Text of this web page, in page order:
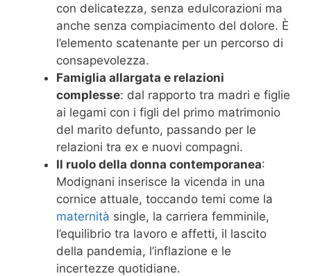
con delicatezza, senza edulcorazioni ma
anche senza compiacimento del dolore. È
l’elemento scatenante per un percorso di
consapevolezza.
Famiglia allargata e relazioni
complesse: dal rapporto tra madri e figlie
ai legami con i figli del primo matrimonio
del marito defunto, passando per le
relazioni tra ex e nuovi compagni.
Il ruolo della donna contemporanea:
Modignani inserisce la vicenda in una
cornice attuale, toccando temi come la
maternità single, la carriera femminile,
l’equilibrio tra lavoro e affetti, il lascito
della pandemia, l’inflazione e le
incertezze quotidiane.